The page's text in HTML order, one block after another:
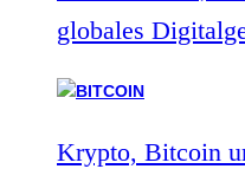
globales
Krypto, Bitcoin